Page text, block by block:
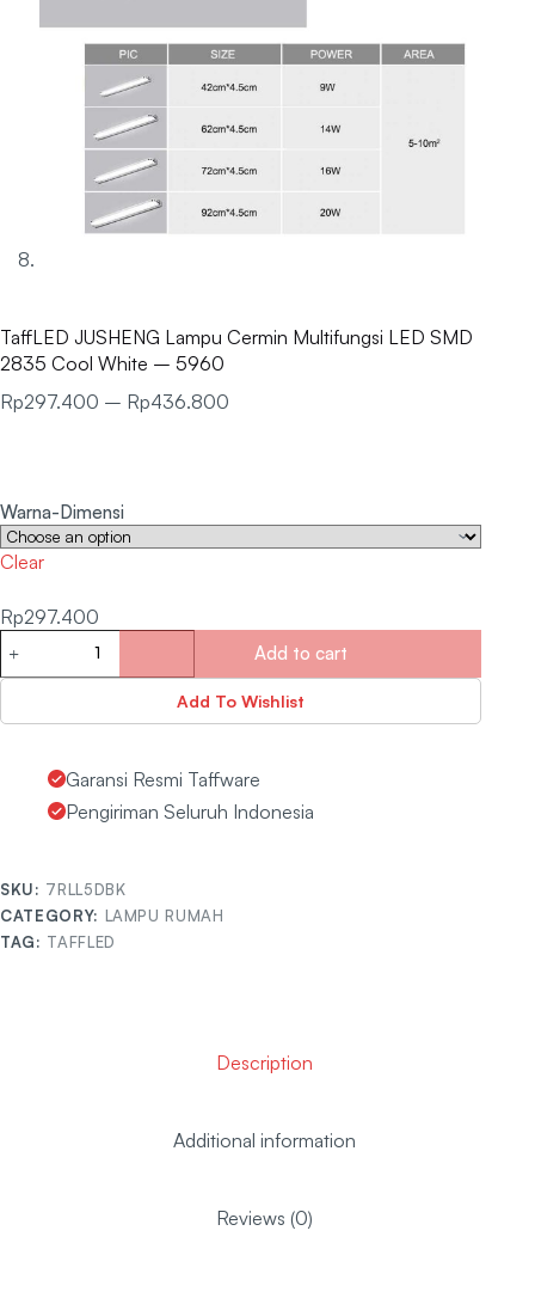
TaffLED JUSHENG Lampu Cermin Multifungsi LED SMD
2835 Cool White – 5960
Rp297.400 – Rp436.800
Warna-Dimensi
Clear
Rp297.400
Add to cart
Add To Wishlist
Garansi Resmi Taffware
Pengiriman Seluruh Indonesia
SKU: 7RLL5DBK
CATEGORY: LAMPU RUMAH
TAG: TAFFLED
Description
Additional information
Reviews (0)